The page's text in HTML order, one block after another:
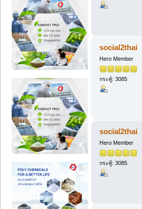
social2thai
Hero Member
กระทู้: 3085
social2thai
Hero Member
กระทู้: 3085